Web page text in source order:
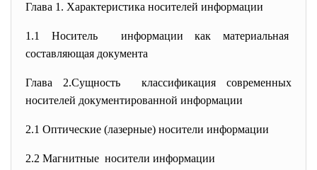
Глава 1. Характеристика носителей информации
1.1 Носитель информации как материальная
составляющая документа
Глава 2.Сущность классификация современных
носителей документированной информации
2.1 Оптические (лазерные) носители информации
2.2 Магнитные носители информации